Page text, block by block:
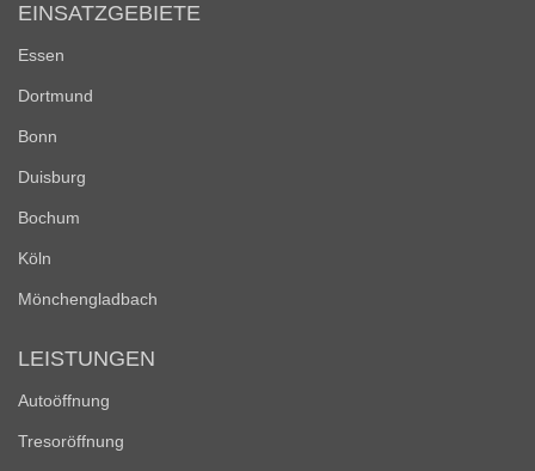
EINSATZGEBIETE
Essen
Dortmund
Bonn
Duisburg
Bochum
Köln
Mönchengladbach
LEISTUNGEN
Autoöffnung
Tresoröffnung